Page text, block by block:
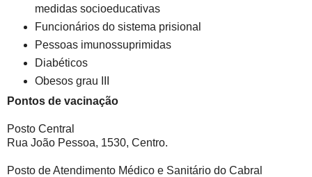
medidas socioeducativas
Funcionários do sistema prisional
Pessoas imunossuprimidas
Diabéticos
Obesos grau III
Pontos de vacinação
Posto Central
Rua João Pessoa, 1530, Centro.
Posto de Atendimento Médico e Sanitário do Cabral